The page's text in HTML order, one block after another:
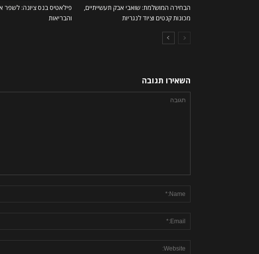
הבחירה המושלמת: שואבי אבק תעשייתיים,
מכונות קנטים וציוד לנגריות
פילאטיס בנס ציונה: לשפר
והבריאות
השאירו תגובה